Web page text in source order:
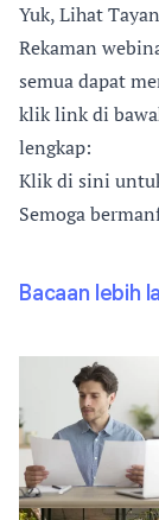
Yuk, Lihat
Rekaman
semua dapat
klik link di
lengkap:
Klik di sini
Semoga
Bacaan lebih